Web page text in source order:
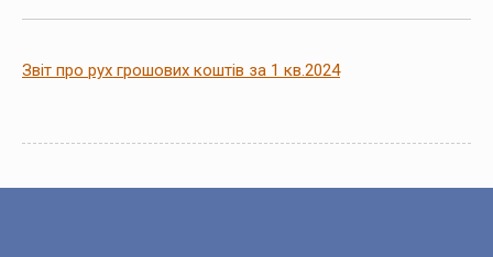
Звіт про рух грошових коштів за 1 кв.2024